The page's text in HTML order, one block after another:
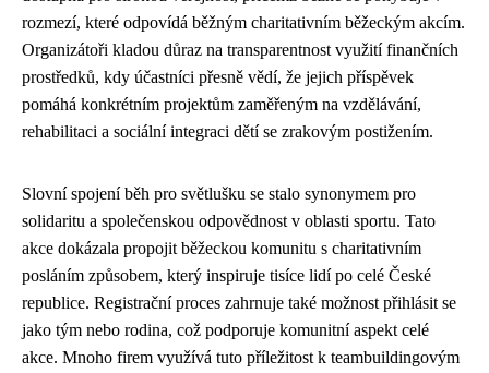
rozmezí, které odpovídá běžným charitativním běžeckým akcím.
Organizátoři kladou důraz na transparentnost využití finančních
prostředků, kdy účastníci přesně vědí, že jejich příspěvek
pomáhá konkrétním projektům zaměřeným na vzdělávání,
rehabilitaci a sociální integraci dětí se zrakovým postižením.
Slovní spojení běh pro světlušku se stalo synonymem pro
solidaritu a společenskou odpovědnost v oblasti sportu. Tato
akce dokázala propojit běžeckou komunitu s charitativním
posláním způsobem, který inspiruje tisíce lidí po celé České
republice. Registrační proces zahrnuje také možnost přihlásit se
jako tým nebo rodina, což podporuje komunitní aspekt celé
akce. Mnoho firem využívá tuto příležitost k teambuildingovým